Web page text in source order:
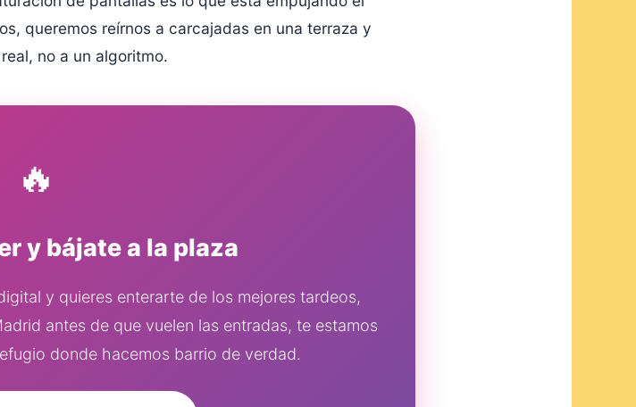
queremos reírnos a carcajadas en una terraza y
no a un algoritmo.
🔥
y bájate a la plaza
y quieres enterarte de los mejores tardeos,
antes de que vuelen las entradas, te estamos
donde hacemos barrio de verdad.